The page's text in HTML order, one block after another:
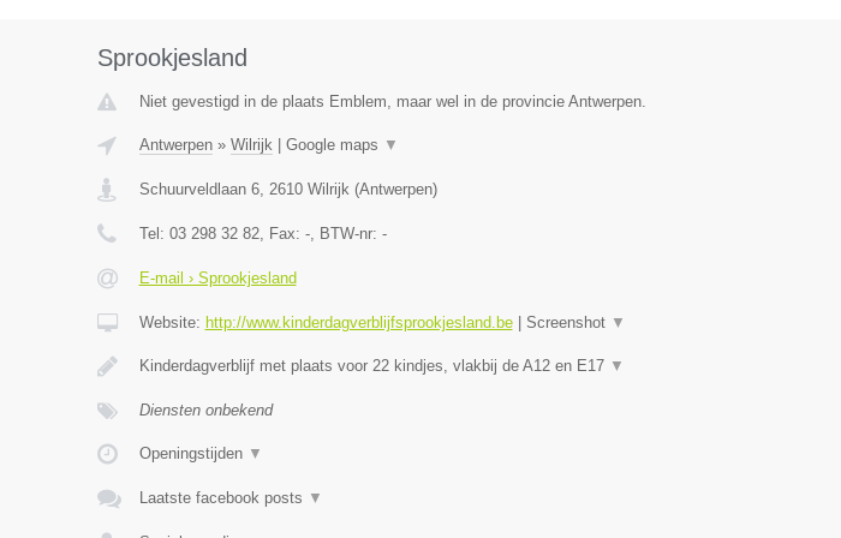
Sprookjesland
Niet gevestigd in de plaats Emblem, maar wel in de provincie Antwerpen.
Antwerpen» Wilrijk| Google maps ▼
Schuurveldlaan 6, 2610 Wilrijk(Antwerpen)
Tel: 03 298 32 82, Fax: -, BTW-nr: -
E-mail › Sprookjesland
Website: http://www.kinderdagverblijfsprookjesland.be| Screenshot ▼
Kinderdagverblijf met plaats voor 22 kindjes, vlakbij de A12 en E17 ▼
Diensten onbekend
Openingstijden ▼
Laatste facebook posts ▼